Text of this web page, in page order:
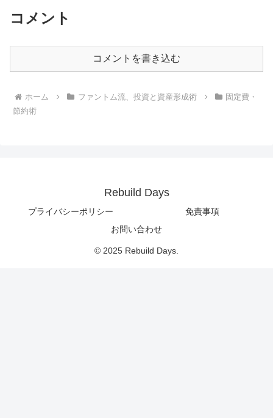
コメント
コメントを書き込む
ホーム ファントム流、投資と資産形成術
固定費・
節約術
Rebuild Days
プライバシーポリシー
免責事項
お問い合わせ
© 2025 Rebuild Days.